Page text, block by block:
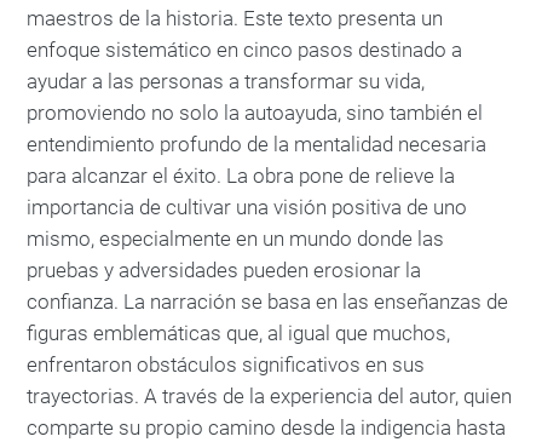
maestros de la historia. Este texto presenta un
enfoque sistemático en cinco pasos destinado a
ayudar a las personas a transformar su vida,
promoviendo no solo la autoayuda, sino también el
entendimiento profundo de la mentalidad necesaria
para alcanzar el éxito. La obra pone de relieve la
importancia de cultivar una visión positiva de uno
mismo, especialmente en un mundo donde las
pruebas y adversidades pueden erosionar la
confianza. La narración se basa en las enseñanzas de
figuras emblemáticas que, al igual que muchos,
enfrentaron obstáculos significativos en sus
trayectorias. A través de la experiencia del autor, quien
comparte su propio camino desde la indigencia hasta